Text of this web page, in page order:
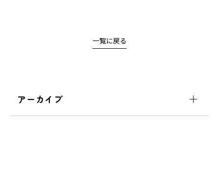
一覧に戻る
アーカイブ